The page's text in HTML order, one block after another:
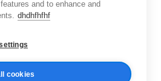
features and to enhance and
dhdhfhfhf
settings
all cookies